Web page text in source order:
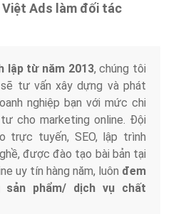
Ads làm đối tác
lập từ năm 2013, chúng tôi
tư vấn xây dựng và phát
nghiệp bạn với mức chi
cho marketing online. Đội
trực tuyến, SEO, lập trình
được đào tạo bài bản tại
uy tín hàng năm, luôn đem
sản phẩm/ dịch vụ chất